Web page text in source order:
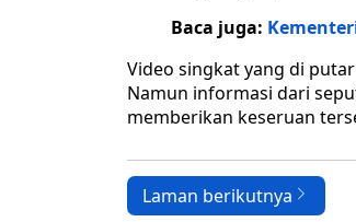
Baca juga:
Video singkat yang di
Namun informasi dari
memberikan keseruan
Laman berikutnya